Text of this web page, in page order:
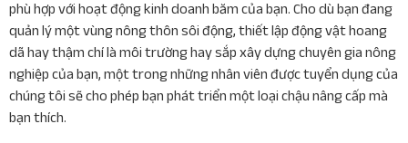
phù hợp với hoạt động kinh doanh băm của bạn. Cho dù bạn đang
quản lý một vùng nông thôn sôi động, thiết lập động vật hoang
dã hay thậm chí là môi trường hay sắp xây dựng chuyên gia nông
nghiệp của bạn, một trong những nhân viên được tuyển dụng của
chúng tôi sẽ cho phép bạn phát triển một loại chậu nâng cấp mà
bạn thích.